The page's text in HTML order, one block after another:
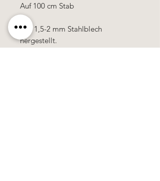
Auf 100 cm Stab
Aus 1,5-2 mm Stahlblech
hergestellt.